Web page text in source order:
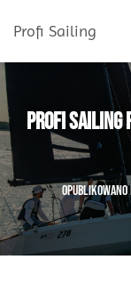
Profi Sailing
Profi Sailing